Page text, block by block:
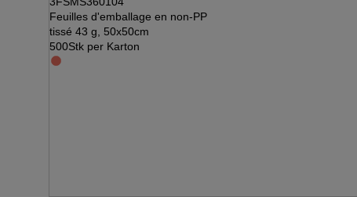
Feuilles d'emballage en non-PP
tissé 43 g, 50x50cm
500Stk per Karton